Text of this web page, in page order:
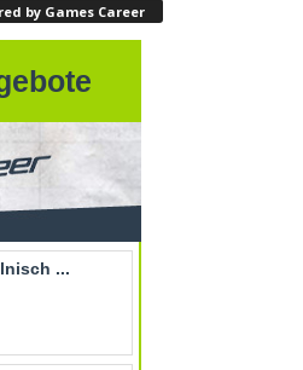
by Games Career